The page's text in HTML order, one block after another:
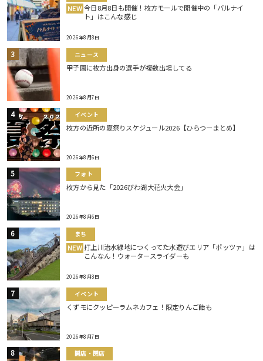
NEW 今日8月8日も開催！枚方モールで開催中の「バルナイ
ト」はこんな感じ
2026年8月8日
ニュース
甲子園に枚方出身の選手が複数出場してる
2026年8月7日
イベント
枚方の近所の夏祭りスケジュール2026【ひらつーまとめ】
2026年8月6日
フォト
枚方から見た「2026びわ湖大花火大会」
2026年8月6日
まち
NEW 打上川治水緑地につくってた水遊びエリア「ポッツァ」は
こんなん！ウォータースライダーも
2026年8月8日
イベント
くずモにクッピーラムネカフェ！限定りんご飴も
2026年8月7日
開店・閉店